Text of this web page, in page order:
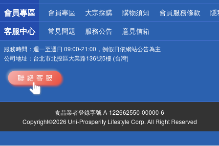
會員專區 會員專區 大宗採購 購物須知 會員服務條款 隱
客服中心 常見問題 服務公告 意見信箱
服務時間： 週一至週日 09:00-21:00，例假日依網站公告為主
公司地址： 台北市北投區大業路136號5樓 (台灣)
食品業者登錄字號 A-122662550-00000-6
Copyright©2026 Uni-Prosperity Lifestyle Corp. All Right Reserved